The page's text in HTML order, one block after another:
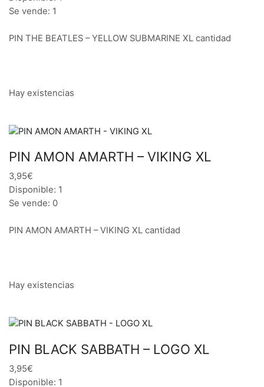
Se vende: 1
PIN THE BEATLES – YELLOW SUBMARINE XL cantidad
Hay existencias
PIN AMON AMARTH – VIKING XL
3,95€
Disponible: 1
Se vende: 0
PIN AMON AMARTH – VIKING XL cantidad
Hay existencias
PIN BLACK SABBATH – LOGO XL
3,95€
Disponible: 1